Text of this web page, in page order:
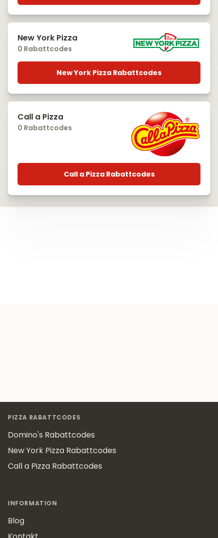
New York Pizza
0 Rabattcodes
New York Pizza Rabattcodes
Call a Pizza
0 Rabattcodes
Call a Pizza Rabattcodes
PIZZA RABATTCODES
Domino's Rabattcodes
New York Pizza Rabattcodes
Call a Pizza Rabattcodes
INFORMATION
Blog